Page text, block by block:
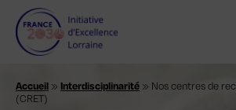
contenu
Accueil » Interdisciplinarité » Nos centres de
(CRET)